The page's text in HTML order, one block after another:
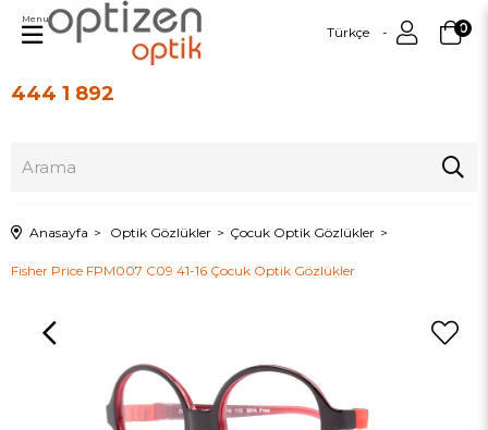
444 1 892
Türkçe 0
Menu
Anasayfa Optik Gözlükler Çocuk Optik Gözlükler
Fisher Price FPM007 C09 41-16 Çocuk Optik Gözlükler